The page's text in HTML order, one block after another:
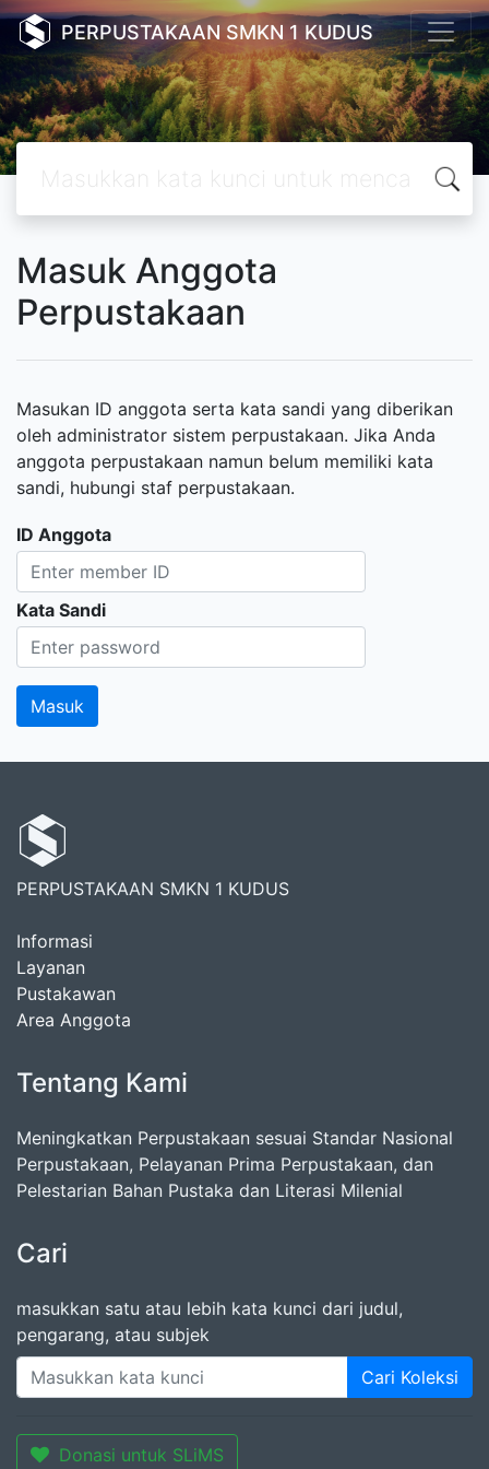
PERPUSTAKAAN SMKN 1 KUDUS
Masuk Anggota
Perpustakaan
Masukan ID anggota serta kata sandi yang diberikan
oleh administrator sistem perpustakaan. Jika Anda
anggota perpustakaan namun belum memiliki kata
sandi, hubungi staf perpustakaan.
ID Anggota
Kata Sandi
PERPUSTAKAAN SMKN 1 KUDUS
Informasi
Layanan
Pustakawan
Area Anggota
Tentang Kami
Meningkatkan Perpustakaan sesuai Standar Nasional
Perpustakaan, Pelayanan Prima Perpustakaan, dan
Pelestarian Bahan Pustaka dan Literasi Milenial
Cari
masukkan satu atau lebih kata kunci dari judul,
pengarang, atau subjek
Cari Koleksi
Donasi untuk SLiMS